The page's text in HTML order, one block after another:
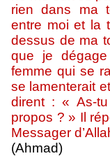
rien dans ma
entre moi et la
dessus de ma
que je
femme qui se
se lamenterait
dirent : « As-
propos ? » Il
Messager
(Ahmad)